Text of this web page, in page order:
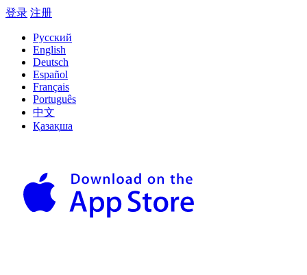
登录 注册
Русский
English
Deutsch
Español
Français
Português
中文
Қазақша